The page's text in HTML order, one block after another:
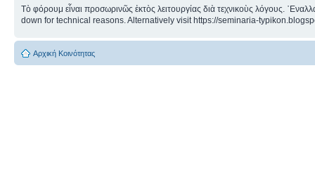
Τὸ φόρουμ εἶναι προσωρινῶς ἐκτὸς λειτουργίας διὰ τεχνικοὺς λόγους.
down for technical reasons. Alternatively visit https://seminaria-
Αρχική Κοινότητας